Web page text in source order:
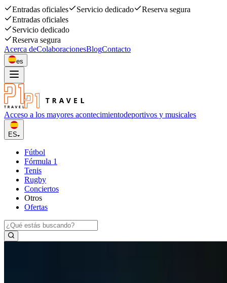
Entradas oficiales Servicio dedicado
Reserva segura
Entradas oficiales
Servicio dedicado
Reserva segura
Acerca deColaboracionesBlogContacto
es
Acceso a los mayores acontecimientodeportivos y musicales
ES
Fútbol
Fórmula 1
Tenis
Rugby
Conciertos
Otros
Ofertas